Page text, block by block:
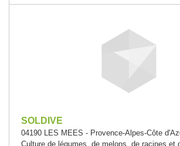
SOLDIVE
04190 LES MEES - Provence-Alpes-Côte
Culture de légumes, de melons, de racines et